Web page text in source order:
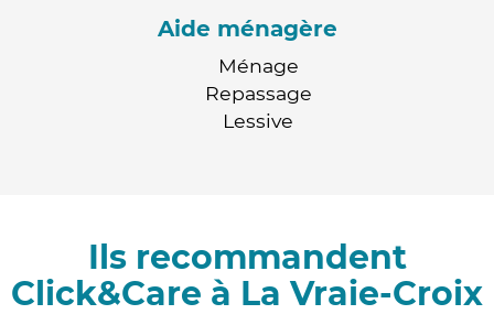
Aide ménagère
Ménage
Repassage
Lessive
Ils recommandent
Click&Care à La Vraie-Croix